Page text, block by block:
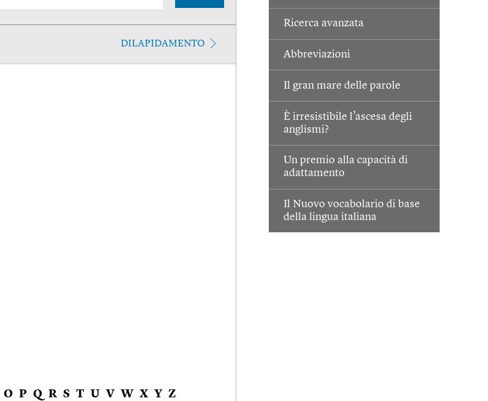
Ricerca avanzata
Abbreviazioni
Il gran mare delle parole
È irresistibile l’ascesa degli
anglismi?
Un premio alla capacità di
adattamento
Il Nuovo vocabolario di base
della lingua italiana
DILAPIDAMENTO
O P Q R S T U V W X Y Z